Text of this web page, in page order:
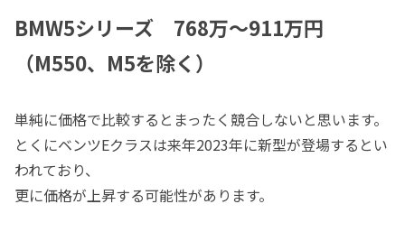
BMW5シリーズ 768万～911万円
（M550、M5を除く）
単純に価格で比較するとまったく競合しないと思います。
とくにベンツEクラスは来年2023年に新型が登場するとい
われており、
更に価格が上昇する可能性があります。